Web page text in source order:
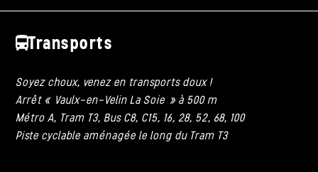
Transports
Soyez choux, venez en transports doux !
Arrêt « Vaulx-en-Velin La Soie » à 500 m
Métro A, Tram T3, Bus C8, C15, 16, 28, 52, 68, 100
Piste cyclable aménagée le long du Tram T3